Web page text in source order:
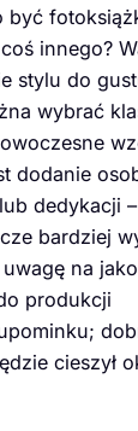
być
innego?
stylu do
wybrać
dodanie
dedykacji
bardziej
na
produkcji
cieszył